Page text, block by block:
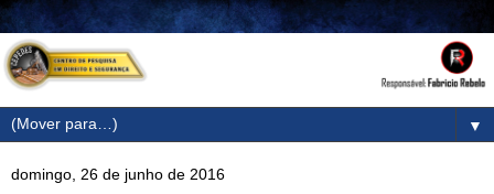
▼
domingo, 26 de junho de 2016